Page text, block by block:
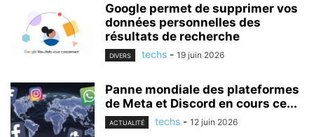
Google permet de supprimer vos
données personnelles des
résultats de recherche
DIVERS techs - 19 juin 2026
Panne mondiale des plateformes
de Meta et Discord en cours ce...
ACTUALITÉ techs - 12 juin 2026